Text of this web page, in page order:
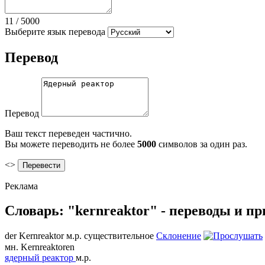
11 / 5000
Выберите язык перевода
Перевод
Перевод
Ваш текст переведен частично.
Вы можете переводить не более 5000 символов за один раз.
<>
Реклама
Словарь: "kernreaktor" - переводы и
derKernreaktor м.р. существительное Склонение
мн. Kernreaktoren
ядерный реактор м.р.